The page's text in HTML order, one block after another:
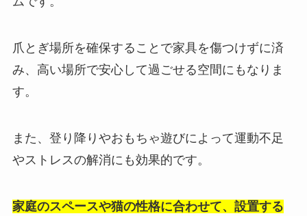
爪とぎ場所を確保することで家具を傷つけずに済
み、高い場所で安心して過ごせる空間にもなりま
す。
また、登り降りやおもちゃ遊びによって運動不足
やストレスの解消にも効果的です。
家庭のスペースや猫の性格に合わせて、設置する